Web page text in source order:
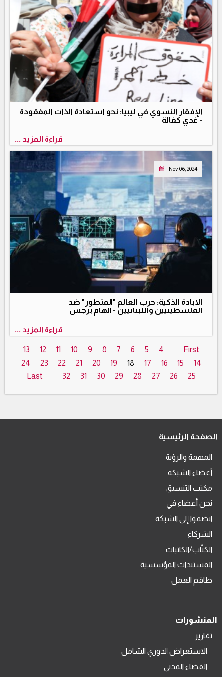
الإفقار النسوي في ليبيا: نحو استعادة الذات المفقودة
- غدي كفالة
قراءة المزيد ...
Nov 06, 2024
الابادة الذكية: حرب العالم "المتطور" ضد
الفلسطينيين واللبنانيين - الهام برجس
قراءة المزيد ...
First
4
5
6
7
8
9
10
11
12
13
14
15
16
17
18
19
20
21
22
23
24
25
26
27
28
29
30
31
32
Last
الصفحة الرئيسية
المهمة والرؤية
أعضاء الشبكة
مكتب التنسيق
نحن أعضاء في
انضموا إلى الشبكة
الشركاء
الكتّاب/الكاتبات
المستندات المؤسسية
طاقم العمل
المنشورات
تقارير
الاستعراض الدوري الشامل
الفضاء المدني